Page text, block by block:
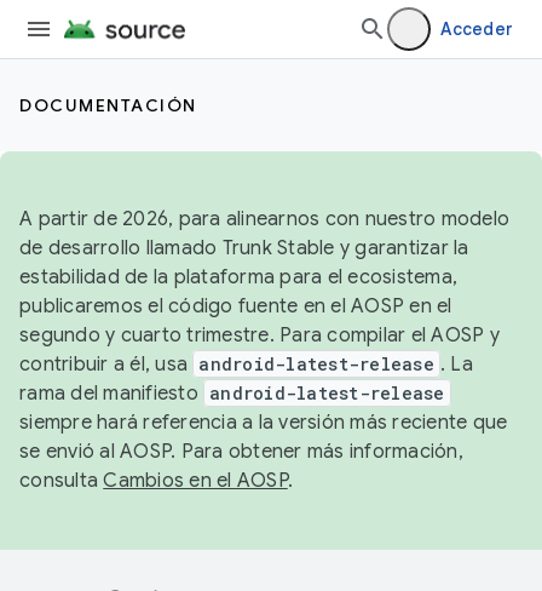
Acceder
DOCUMENTACIÓN
A partir de 2026, para alinearnos con nuestro modelo
de desarrollo llamado Trunk Stable y garantizar la
estabilidad de la plataforma para el ecosistema,
publicaremos el código fuente en el AOSP en el
segundo y cuarto trimestre. Para compilar el AOSP y
contribuir a él, usa android-latest-release . La
rama del manifiesto android-latest-release
siempre hará referencia a la versión más reciente que
se envió al AOSP. Para obtener más información,
consultaCambios en el AOSP.